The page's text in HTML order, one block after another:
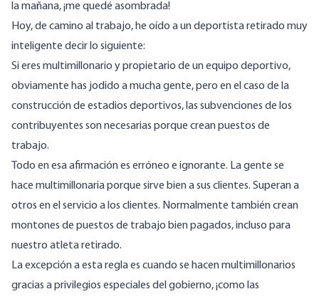
la mañana, ¡me quedé asombrada!
Hoy, de camino al trabajo, he oído a un deportista retirado muy
inteligente decir lo siguiente:
Si eres multimillonario y propietario de un equipo deportivo,
obviamente has jodido a mucha gente, pero en el caso de la
construcción de estadios deportivos, las subvenciones de los
contribuyentes son necesarias porque crean puestos de
trabajo.
Todo en esa afirmación es erróneo e ignorante. La gente se
hace multimillonaria porque sirve bien a sus clientes. Superan a
otros en el servicio a los clientes. Normalmente también crean
montones de puestos de trabajo bien pagados, incluso para
nuestro atleta retirado.
La excepción a esta regla es cuando se hacen multimillonarios
gracias a privilegios especiales del gobierno, ¡como las